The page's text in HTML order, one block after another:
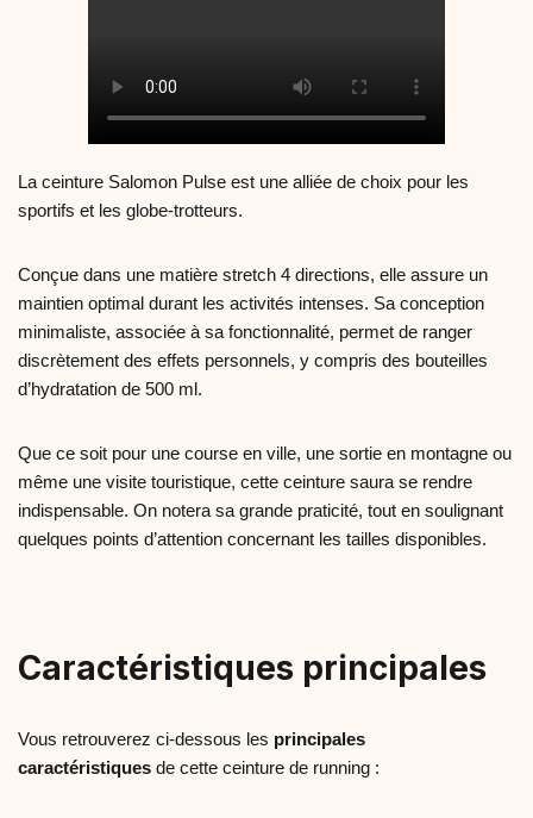
La ceinture Salomon Pulse est une alliée de choix pour les
sportifs et les globe-trotteurs.
Conçue dans une matière stretch 4 directions, elle assure un
maintien optimal durant les activités intenses. Sa conception
minimaliste, associée à sa fonctionnalité, permet de ranger
discrètement des effets personnels, y compris des bouteilles
d’hydratation de 500 ml.
Que ce soit pour une course en ville, une sortie en montagne ou
même une visite touristique, cette ceinture saura se rendre
indispensable. On notera sa grande praticité, tout en soulignant
quelques points d’attention concernant les tailles disponibles.
Caractéristiques principales
Vous retrouverez ci-dessous les principales
caractéristiques de cette ceinture de running :